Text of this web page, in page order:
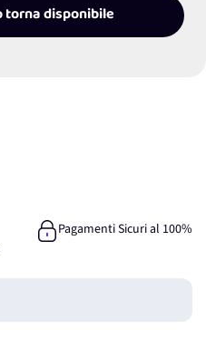
disponibile
Pagamenti Sicuri al 100%